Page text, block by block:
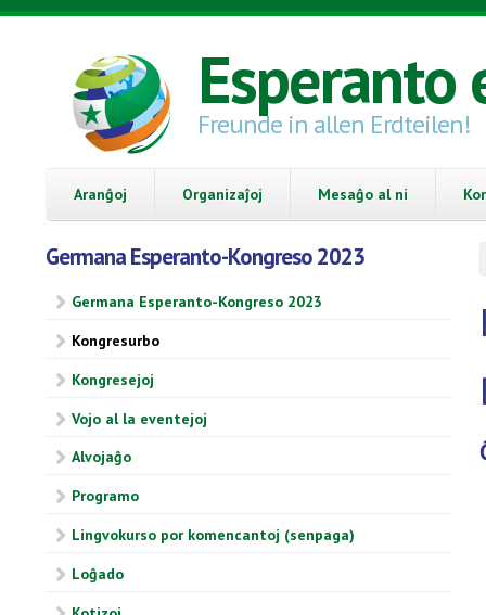
Skip to main content
Esperanto
Freunde in allen Erdteilen!
Aranĝoj Organizaĵoj Mesaĝo al ni
Germana Esperanto-Kongreso 2023
Germana Esperanto-Kongreso 2023
Kongresurbo
Kongresejoj
Vojo al la eventejoj
Alvojaĝo
Programo
Lingvokurso por komencantoj (senpaga)
Loĝado